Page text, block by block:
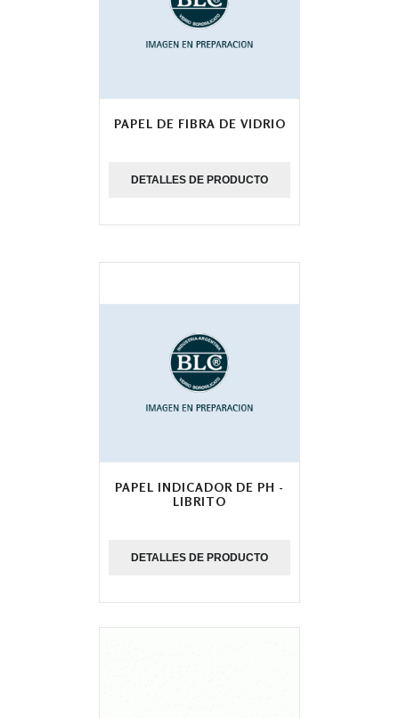
PAPEL DE FIBRA DE VIDRIO
DETALLES DE PRODUCTO
PAPEL INDICADOR DE PH -
LIBRITO
DETALLES DE PRODUCTO